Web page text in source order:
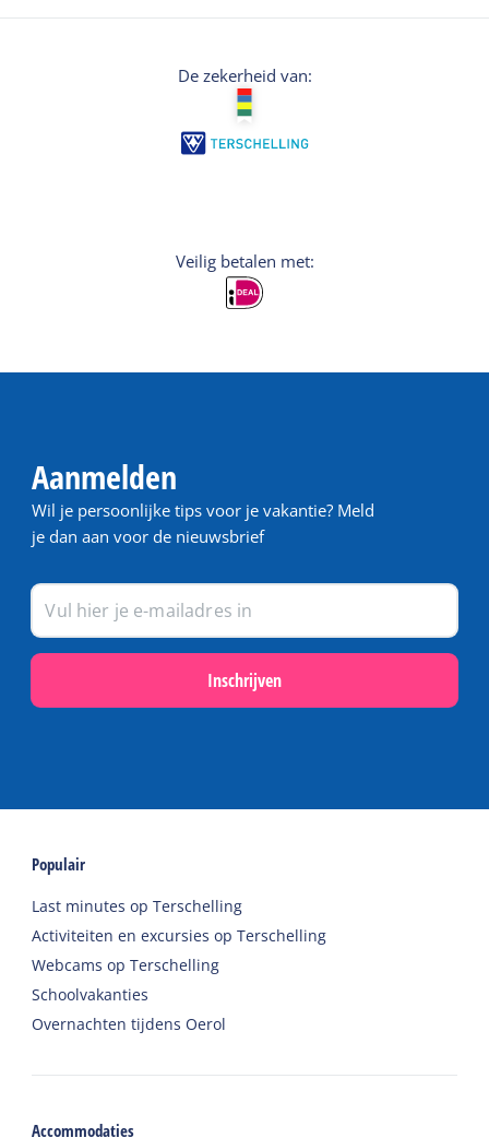
De zekerheid van:
Veilig betalen met:
Aanmelden
Wil je persoonlijke tips voor je vakantie? Meld
je dan aan voor de nieuwsbrief
Inschrijven
Populair
Last minutes op Terschelling
Activiteiten en excursies op Terschelling
Webcams op Terschelling
Schoolvakanties
Overnachten tijdens Oerol
Accommodaties